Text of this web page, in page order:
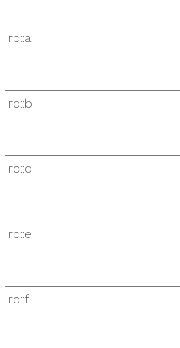
rc::a
rc::b
rc::c
rc::e
rc::f